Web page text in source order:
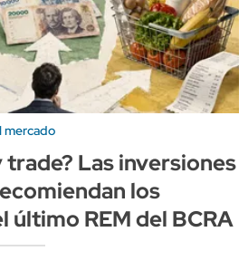
mercado
trade? Las inversiones
los
último REM del BCRA